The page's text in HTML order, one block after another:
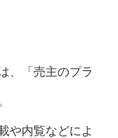
、「売主のプラ
や内覧などによ